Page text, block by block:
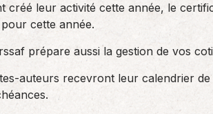
leur activité cette année, le
cette année.
prépare aussi la gestion de vos
auteurs recevront leur calendrier